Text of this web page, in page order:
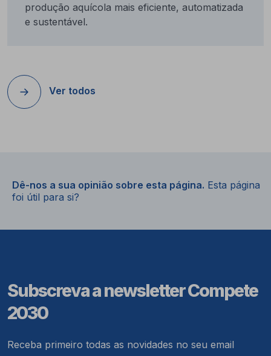
produção aquícola mais eficiente, automatizada
e sustentável.
Ver todos
Dê-nos a sua opinião sobre esta página. Esta página
foi útil para si?
Subscreva a newsletter Compete
2030
Receba primeiro todas as novidades no seu email